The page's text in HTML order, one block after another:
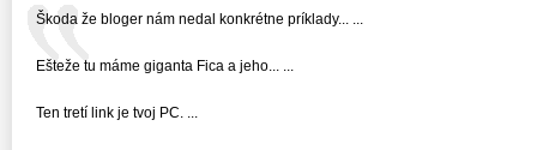
Škoda že bloger nám nedal konkrétne príklady... ...
Ešteže tu máme giganta Fica a jeho... ...
Ten tretí link je tvoj PC. ...